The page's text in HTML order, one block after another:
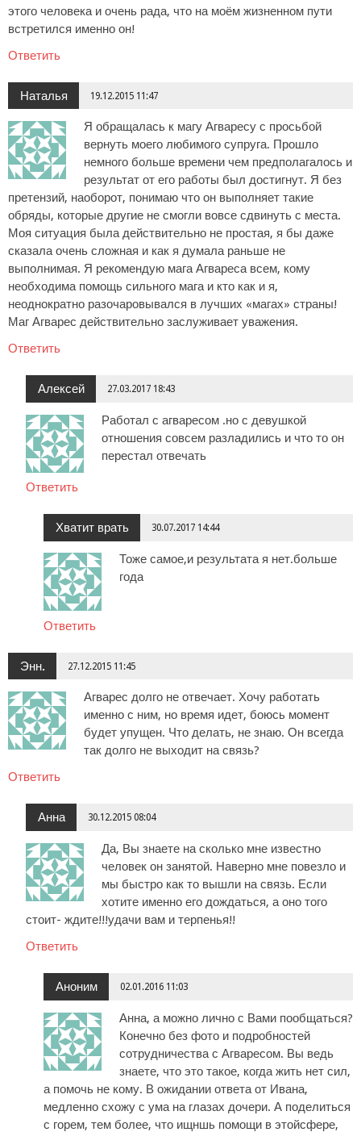
этого человека и очень рада, что на моём жизненном пути
встретился именно он!
Ответить
Наталья 19.12.2015 11:47
Я обращалась к магу Агваресу с просьбой
вернуть моего любимого супруга. Прошло
немного больше времени чем предполагалось и
результат от его работы был достигнут. Я без
претензий, наоборот, понимаю что он выполняет такие
обряды, которые другие не смогли вовсе сдвинуть с места.
Моя ситуация была действительно не простая, я бы даже
сказала очень сложная и как я думала раньше не
выполнимая. Я рекомендую мага Агвареса всем, кому
необходима помощь сильного мага и кто как и я,
неоднократно разочаровывался в лучших «магах» страны!
Маг Агварес действительно заслуживает уважения.
Ответить
Алексей 27.03.2017 18:43
Работал с агваресом .но с девушкой
отношения совсем разладились и что то он
перестал отвечать
Ответить
Хватит врать 30.07.2017 14:44
Тоже самое,и результата я нет.больше
года
Ответить
Энн. 27.12.2015 11:45
Агварес долго не отвечает. Хочу работать
именно с ним, но время идет, боюсь момент
будет упущен. Что делать, не знаю. Он всегда
так долго не выходит на связь?
Ответить
Анна 30.12.2015 08:04
Да, Вы знаете на сколько мне известно
человек он занятой. Наверно мне повезло и
мы быстро как то вышли на связь. Если
хотите именно его дождаться, а оно того
стоит- ждите!!!удачи вам и терпенья!!
Ответить
Аноним 02.01.2016 11:03
Анна, а можно лично с Вами пообщаться?
Конечно без фото и подробностей
сотрудничества с Агваресом. Вы ведь
знаете, что это такое, когда жить нет сил,
а помочь не кому. В ожидании ответа от Ивана,
медленно схожу с ума на глазах дочери. А поделиться
с горем, тем более, что ищншь помощи в этойсфере,